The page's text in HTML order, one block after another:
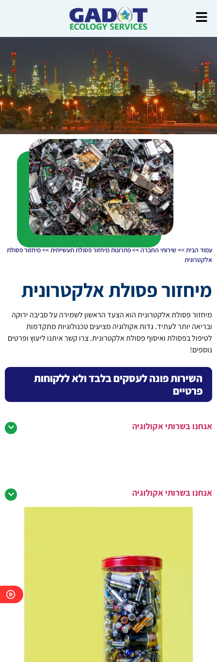
עמוד הבית>>שירותי החברה>>פתרונות מיחזור פסולת תעשייתית>>מיחזור פסולת
אלקטרונית
מיחזור פסולת אלקטרונית
מיחזור פסולת אלקטרונית הוא הצעד הראשון לשמירה על סביבה ירוקה
ובריאה יותר לעתיד. גדות אקולוגיה מציעים טכנולוגיות מתקדמות
לטיפול בפסולת ואיסוף פסולת אלקטרונית. צרו קשר איתנו ליעוץ ופרטים
נוספים!
השירות פונה לעסקים בלבד ולא ללקוחות
פרטיים
אנחנו בשרותי אקולוגיה
אנחנו בשרותי אקולוגיה